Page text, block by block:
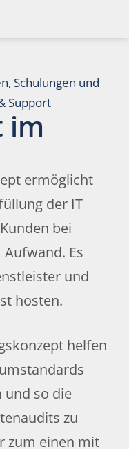
Schulungen und
Support
im
ermöglicht
der IT
bei
Es
und
hosten.
helfen
und so die
zu
zum einen mit